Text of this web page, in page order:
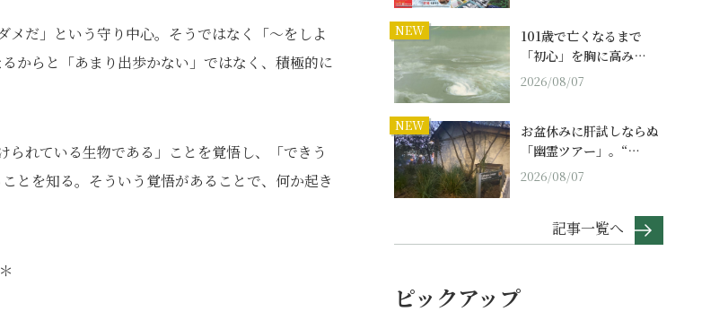
メだ」という守り中心。そうではなく「～をしよ
からと「あまり出歩かない」ではなく、積極的に
れている生物である」ことを覚悟し、「できう
とを知る。そういう覚悟があることで、何か起き
NEW
101歳で亡くなるまで
「初心」を胸に高み…
2026/08/07
NEW
お盆休みに肝試しならぬ
「幽霊ツアー」。“…
2026/08/07
記事一覧へ
ピックアップ